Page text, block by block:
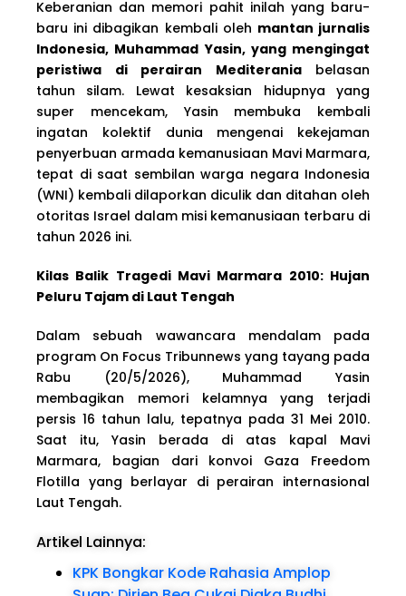
Keberanian dan memori pahit inilah yang baru-
baru ini dibagikan kembali oleh mantan jurnalis
Indonesia, Muhammad Yasin, yang mengingat
peristiwa di perairan Mediteraniabelasan
tahun silam. Lewat kesaksian hidupnya yang
super mencekam, Yasin membuka kembali
ingatan kolektif dunia mengenai kekejaman
penyerbuan armada kemanusiaan Mavi Marmara,
tepat di saat sembilan warga negara Indonesia
(WNI) kembali dilaporkan diculik dan ditahan oleh
otoritas Israel dalam misi kemanusiaan terbaru di
tahun 2026 ini.
Kilas Balik Tragedi Mavi Marmara 2010: Hujan
Peluru Tajam di Laut Tengah
Dalam sebuah wawancara mendalam pada
program On Focus Tribunnews yang tayang pada
Rabu (20/5/2026), Muhammad Yasin
membagikan memori kelamnya yang terjadi
persis 16 tahun lalu, tepatnya pada 31 Mei 2010.
Saat itu, Yasin berada di atas kapal Mavi
Marmara, bagian dari konvoi Gaza Freedom
Flotilla yang berlayar di perairan internasional
Laut Tengah.
Artikel Lainnya:
KPK Bongkar Kode Rahasia Amplop